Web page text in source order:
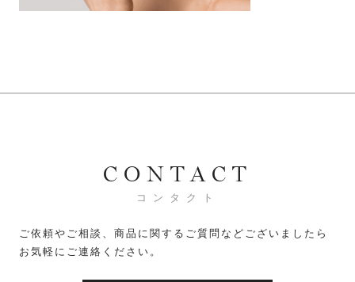
CONTACT
コンタクト
ご依頼やご相談、商品に関するご質問などございましたら
お気軽にご連絡ください。